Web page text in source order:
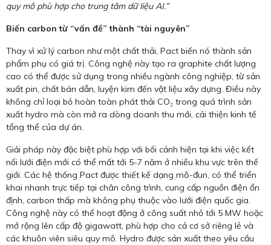
quy mô phù hợp cho trung tâm dữ liệu AI.”
Biến carbon từ “vấn đề” thành “tài nguyên”
Thay vì xử lý carbon như một chất thải, Pact biến nó thành sản
phẩm phụ có giá trị. Công nghệ này tạo ra graphite chất lượng
cao có thể được sử dụng trong nhiều ngành công nghiệp, từ sản
xuất pin, chất bán dẫn, luyện kim đến vật liệu xây dựng. Điều này
không chỉ loại bỏ hoàn toàn phát thải CO₂ trong quá trình sản
xuất hydro mà còn mở ra dòng doanh thu mới, cải thiện kinh tế
tổng thể của dự án.
Giải pháp này đặc biệt phù hợp với bối cảnh hiện tại khi việc kết
nối lưới điện mới có thể mất tới 5-7 năm ở nhiều khu vực trên thế
giới. Các hệ thống Pact được thiết kế dạng mô-đun, có thể triển
khai nhanh trực tiếp tại chân công trình, cung cấp nguồn điện ổn
định, carbon thấp mà không phụ thuộc vào lưới điện quốc gia.
Công nghệ này có thể hoạt động ở công suất nhỏ tới 5 MW hoặc
mở rộng lên cấp độ gigawatt, phù hợp cho cả cơ sở riêng lẻ và
các khuôn viên siêu quy mô. Hydro được sản xuất theo yêu cầu